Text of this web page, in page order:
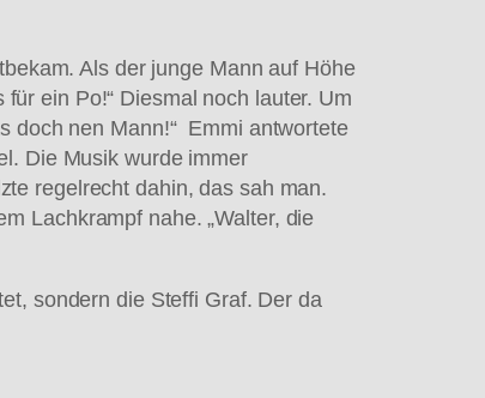
Als der junge Mann auf Höhe
ein Po!“ Diesmal noch lauter. Um
doch nen Mann!“ Emmi antwortete
Die Musik wurde immer
regelrecht dahin, das sah man.
Lachkrampf nahe. „Walter, die
sondern die Steffi Graf. Der da